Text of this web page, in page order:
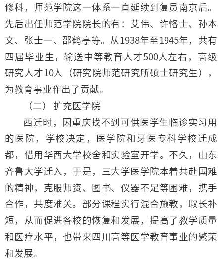
修科，师范学院这一体系一直延续到复员南京后。
先后出任师范学院院长的有：艾伟、许恪士、孙本
文、张士一、邵鹤亭等。从1938年至1945年，共有
四届毕业生，输送中等教育人才500人左右，高级
研究人才10人（研究院师范研究所硕士研究生），
为教育事业作出了贡献。
（二） 扩充医学院
西迁时，因重庆找不到可供医学生临诊实习用
的医院，学校决定，医学院和牙医专科学校迁成
都，借用华西大学校舍和实验室开学。不久，山东
齐鲁大学迁入，于是，三大学医学院本着共赴国难
的精神，克服师资、图书、仪器不足等困难，携手
合作，共度难关。部分课程实行混合施教，取长补
短，从而促进各校的恢复和发展，提高了教学质量
和医疗水平，也带来四川高等医学教育事业的繁荣
和发展。